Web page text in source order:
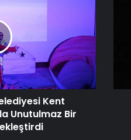
Kent
Unutulmaz Bir